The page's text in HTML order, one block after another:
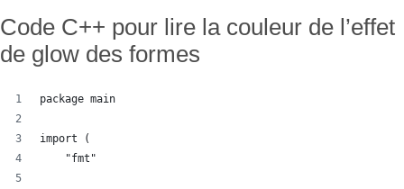
Code C++ pour lire la couleur de l’effet
de glow des formes
package main
import (
    "fmt"